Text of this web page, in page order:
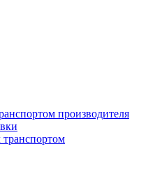
производителя